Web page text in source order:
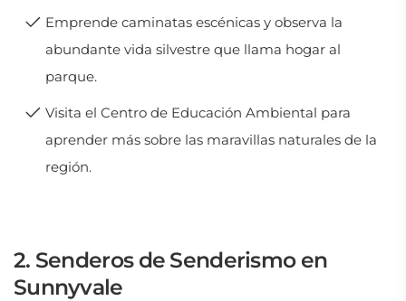
Emprende caminatas escénicas y observa la
abundante vida silvestre que llama hogar al
parque.
Visita el Centro de Educación Ambiental para
aprender más sobre las maravillas naturales de la
región.
2. Senderos de Senderismo en
Sunnyvale